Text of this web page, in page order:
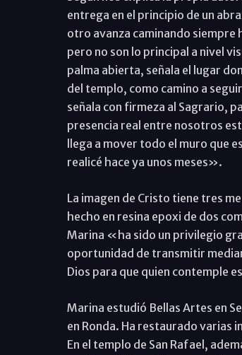
entrega en el principio de un
otro avanza caminando siempre
pero no son lo principal a nivel
palma abierta, señala el lugar
del templo, como camino a
señala con firmeza al Sagrario,
presencia real entre nosotros
llega a mover todo el muro que
realicé hace ya unos meses».
La imagen de Cristo tiene tres
hecho en resina epoxi de dos
Marina «ha sido un privilegio
oportunidad de transmitir
Dios para que quien contemple
Marina estudió Bellas Artes en
en Ronda. Ha restaurado varias
En el templo de San Rafael,